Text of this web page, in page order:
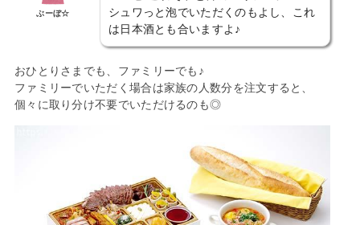
ぶーぼ☆
シュワっと泡でいただくのもよし、これ
は日本酒とも合いますよ♪
おひとりさまでも、ファミリーでも♪
ファミリーでいただく場合は家族の人数分を注文すると、
個々に取り分け不要でいただけるのも◎